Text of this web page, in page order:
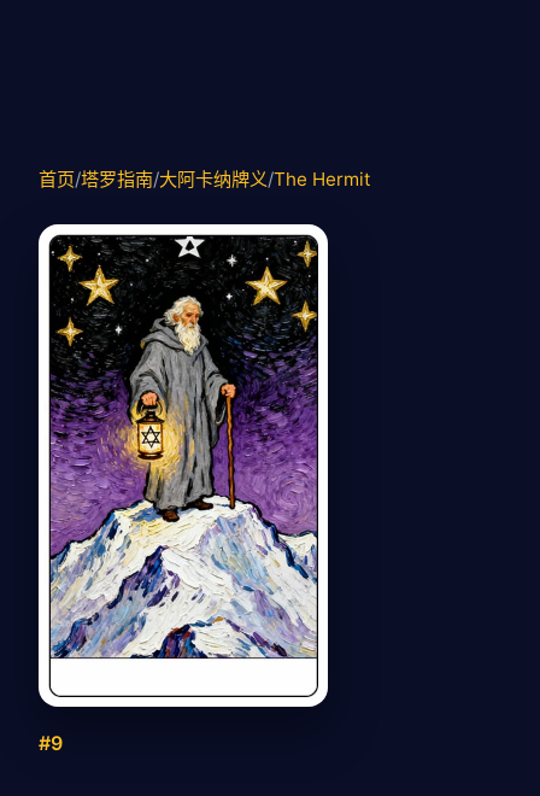
首页/塔罗指南/大阿卡纳牌义/The Hermit
#9